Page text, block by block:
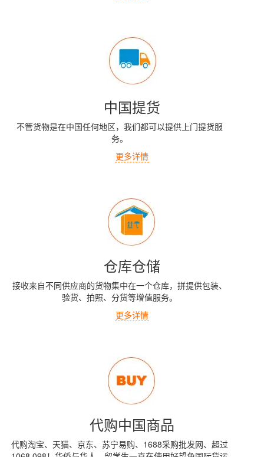
中国提货
不管货物是在中国任何地区，我们都可以提供上门提货服
务。
更多详情
仓库仓储
接收来自不同供应商的货物集中在一个仓库，拼提供包装、
验货、拍照、分货等增值服务。
更多详情
代购中国商品
代购淘宝、天猫、京东、苏宁易购、1688采购批发网、超过